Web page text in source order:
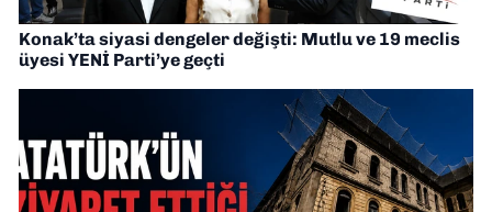
Konak’ta siyasi dengeler değişti: Mutlu ve 19 meclis
üyesi YENİ Parti’ye geçti